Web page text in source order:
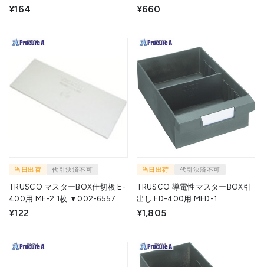
引出用仕切り板 M1・L1用 ML-1DS
¥164 ¥660
当日出荷 代引決済不可
TRUSCO マスターBOX仕切板 E-
400用 ME-2 1枚 ▼002-6557
¥122
当日出荷 代引決済不可
TRUSCO 導電性マスターBOX引
出し ED-400用 MED-1
¥1,805